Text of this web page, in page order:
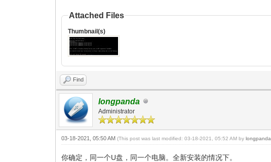
Attached Files
Thumbnail(s)
Find
longpanda
Administrator
03-18-2021, 05:50 AM(This post was last modified: 03-18-2021, 05:52 AM bylongpanda
你确定，同一个U盘，同一个电脑。全新安装的情况下。